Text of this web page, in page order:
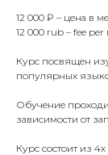
12 000 ₽ – цена в
12 000 rub – fee
Курс посвящен
популярных
Обучение
зависимости от
Курс состоит из